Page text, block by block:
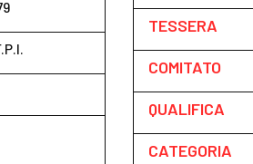
TESSERA
COMITATO
QUALIFICA
CATEGORIA